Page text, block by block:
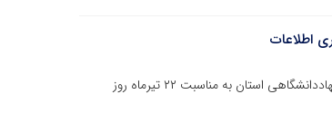
اطلاعات
رئیس جهاددانشگاهی خراسان جنوبی از مسئول توسعه فناوری اطلاعات جهاددانشگاهی استان به مناسبت ۲۲ تیرماه روز